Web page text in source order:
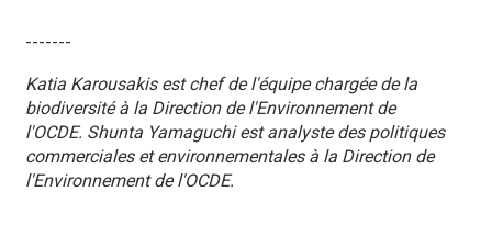
-------
Katia Karousakis est chef de l'équipe chargée de la
biodiversité à la Direction de l'Environnement de
l'OCDE. Shunta Yamaguchi est analyste des politiques
commerciales et environnementales à la Direction de
l'Environnement de l'OCDE.